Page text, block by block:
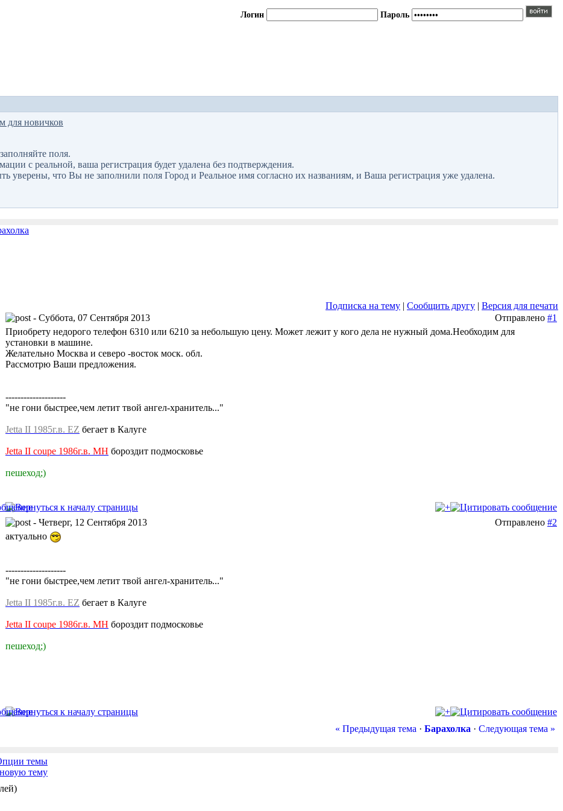
Логин Пароль
для новичков
поля.
с реальной, ваша регистрация будет удалена без подтверждения.
уверены, что Вы не заполнили поля Город и Реальное имя согласно их названиям, и Ваша регистрация уже удалена.
Подписка на тему | Сообщить другу | Версия для печати
- Суббота, 07 Сентября 2013 Отправлено #1
Приобрету недорого телефон 6310 или 6210 за небольшую цену. Может лежит у кого дела не нужный дома.Необходим для
установки в машине.
Желательно Москва и северо -восток моск. обл.
Рассмотрю Ваши предложения.
--------------------
"не гони быстрее,чем летит твой ангел-хранитель..."
Jetta II 1985г.в. EZ бегает в Калуге
Jetta II coupe 1986г.в. MH бороздит подмосковье
пешеход;)
- Четверг, 12 Сентября 2013 Отправлено #2
актуально
--------------------
"не гони быстрее,чем летит твой ангел-хранитель..."
Jetta II 1985г.в. EZ бегает в Калуге
Jetta II coupe 1986г.в. MH бороздит подмосковье
пешеход;)
« Предыдущая тема · Барахолка · Следующая тема »